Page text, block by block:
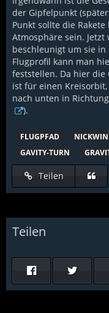
der Gipfelpunkt
Punkt sollte die
Atmosphäre sein.
beschleunigt um sie in
Flugprofil kann man
feststellen. Da hier
ist für einen
nach unten in
).
FLUGPFAD
GAVITY-TURN
Teilen
Teilen